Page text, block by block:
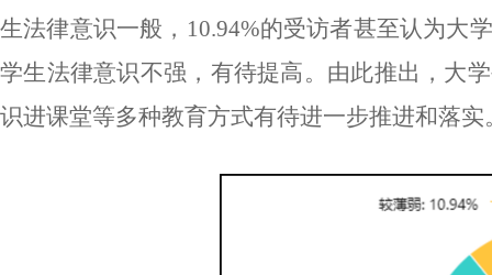
生法律意识一般，10.94%的受访者甚至认为大
学生法律意识不强，有待提高。由此推出，大
识进课堂等多种教育方式有待进一步推进和落实